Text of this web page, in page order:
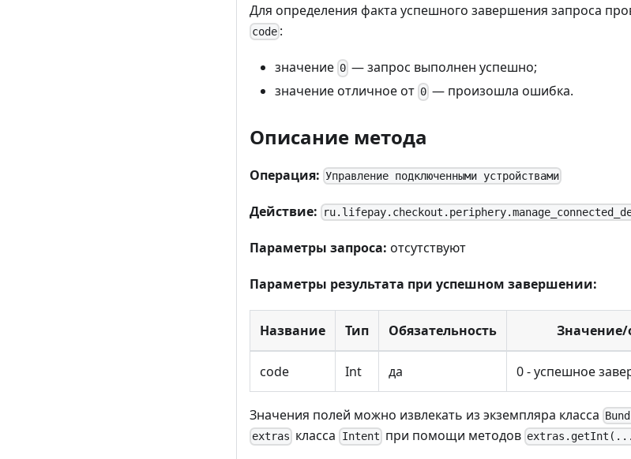
Для определения факта успешного завершения запроса
code :
значение 0 — запрос выполнен успешно;
значение отличное от 0 — произошла ошибка.
Описание метода
Операция: Управление подключенными устройствами
Действие:
Параметры запроса: отсутствуют
Параметры результата при успешном завершении:
Название Тип Обязательность Значение/
code Int да 0 - успешное
Значения полей можно извлекать из экземпляра класса
extras класса Intent при помощи методов